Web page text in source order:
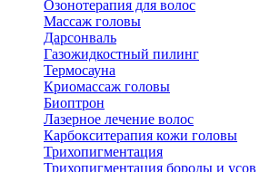
Озонотерапия для волос
Массаж головы
Дарсонваль
Газожидкостный пилинг
Термосауна
Криомассаж головы
Биоптрон
Лазерное лечение волос
Карбокситерапия кожи головы
Трихопигментация
Трихопигментация бороды и усов